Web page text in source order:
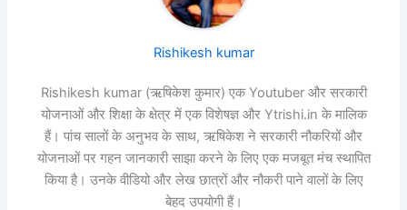
Rishikesh kumar
Rishikesh kumar (ऋषिकेश कुमार) एक Youtuber और सरकारी
योजनाओं और शिक्षा के क्षेत्र में एक विशेषज्ञ और Ytrishi.in के मालिक
हैं। पांच सालों के अनुभव के साथ, ऋषिकेश ने सरकारी नौकरियों और
योजनाओं पर गहन जानकारी साझा करने के लिए एक मजबूत मंच स्थापित
किया है। उनके वीडियो और लेख छात्रों और नौकरी पाने वालों के लिए
बेहद उपयोगी हैं।